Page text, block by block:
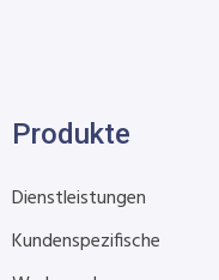
Produkte
Dienstleistungen
Kundenspezifische